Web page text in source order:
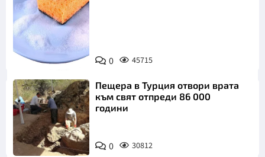
Снимка:
Пиксабей
0 45715
Пещера в Турция отвори врата
към свят отпреди 86 000
години
0 30812